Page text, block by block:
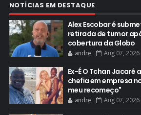
NOTÍCIAS EM DESTAQUE
Alex Escobar é
retirada de tumor
cobertura da Globo
andre Aug 07, 2026
Ex-É O Tchan Jacaré
chefia em empresa
meu recomeço"
andre Aug 07, 2026